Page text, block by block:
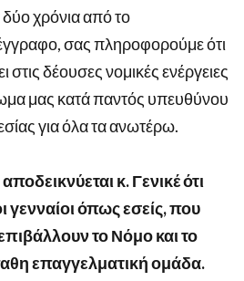
χρόνια από το
σας πληροφορούμε ότι
δέουσες νομικές ενέργειες
μας κατά παντός υπευθύνου
για όλα τα ανωτέρω.
κ. Γενικέ ότι
όπως εσείς, που
το Νόμο και το
επαγγελματική ομάδα.